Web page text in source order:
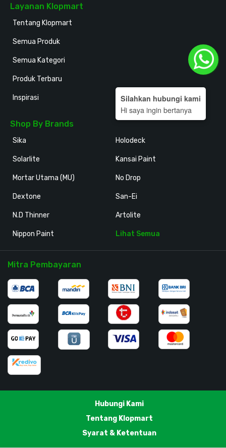
Layanan Klopmart
Tentang Klopmart
Semua Produk
Semua Kategori
Produk Terbaru
Inspirasi
Shop By Brands
Sika
Solarlite
Mortar Utama (MU)
Dextone
N.D Thinner
Nippon Paint
Holodeck
Kansai Paint
No Drop
San-Ei
Artolite
Lihat Semua
Mitra Pembayaran
Hubungi Kami
Tentang Klopmart
Syarat & Ketentuan
Silahkan hubungi kami
Hi saya ingin bertanya